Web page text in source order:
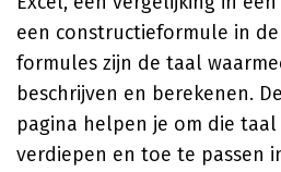
een constructieformule in
formules zijn de taal
beschrijven en berekenen.
pagina helpen je om die
verdiepen en toe te passen